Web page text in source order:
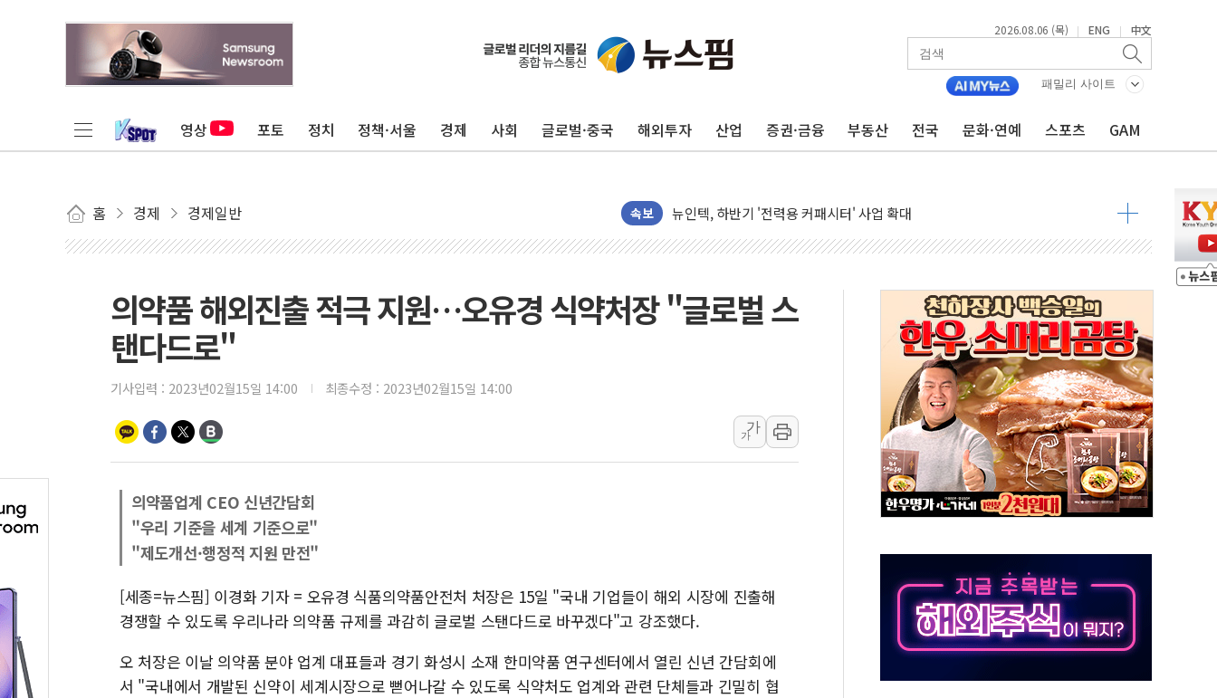
2026.08.06 (목) | ENG | 中文
패밀리 사이트
영상 포토 정치 정책·서울 경제 사회 글로벌·중국 해외투자 산업 증권·금융 부동산 전국 문화·연예 스포츠 GAM
홈 경제 경제일반 속보
[단독] "입주민 갑질 아니다"…원주 A아파트 '입주민 3인방' 정면 반박
유인우주선 달 착륙지 선정 밑그림, 중국 全月 1대 5백만 지질도 완성
듀오백 정관영 대표, 자사주 추가 매입
BGF리테일, 2분기 영업익 849억원…전년 比 22.3%↑
포스코, 희귀가스 사업 항공우주·방산으로 넓힌다
진원생명과학, '코로나19 DNA 백신 플랫폼' 美 특허 확보
경북도·대구시 '2차 공공기관 이전' 대응 '맞손'
서울 아파트값 0.26%↑…상승폭 커졌지만 고가주택 밀집된 강남·서초 둔화
효성중공업, 덴마크에 초고압변압기 첫 공급...국가 전력망에 첫 입성
딥시크, AI 서비스 가격 대대적 인상 계획...업계 파장 예고
CJ프레시웨이, 2분기 영업익 14.2% 감소…"온라인 사업으로 성장"
초박빙 경선에 친명계 '추가 투표' 요구...친청계 응집력 '희석' 전략 통할까
구리시 입주업종 확대…'현대 테라타워 구리갈매' 공급
장동혁 "李대통령 재판 재개해야 여론조사 51.9%…그것이 국민의 뜻"
日, 아키타에 일본 최대 규모의 AI 데이터센터 건설 추진
[종합] 李대통령 "취약계층 안부에 AI 활용…이주노동자 폭염 방치, 국격 훼손"
의약품 해외진출 적극 지원…오유경 식약처장 "글로벌 스
탠다드로"
기사입력 : 2023년02월15일 14:00 최종수정 : 2023년02월15일 14:00
가
가
의약품업계 CEO 신년간담회
"우리 기준을 세계 기준으로"
"제도개선·행정적 지원 만전"
[세종=뉴스핌] 이경화 기자 = 오유경 식품의약품안전처 처장은 15일 "국내 기업들이 해외 시장에 진출해
경쟁할 수 있도록 우리나라 의약품 규제를 과감히 글로벌 스탠다드로 바꾸겠다"고 강조했다.
오 처장은 이날 의약품 분야 업계 대표들과 경기 화성시 소재 한미약품 연구센터에서 열린 신년 간담회에
서 "국내에서 개발된 신약이 세계시장으로 뻗어나갈 수 있도록 식약처도 업계와 관련 단체들과 긴밀히 협